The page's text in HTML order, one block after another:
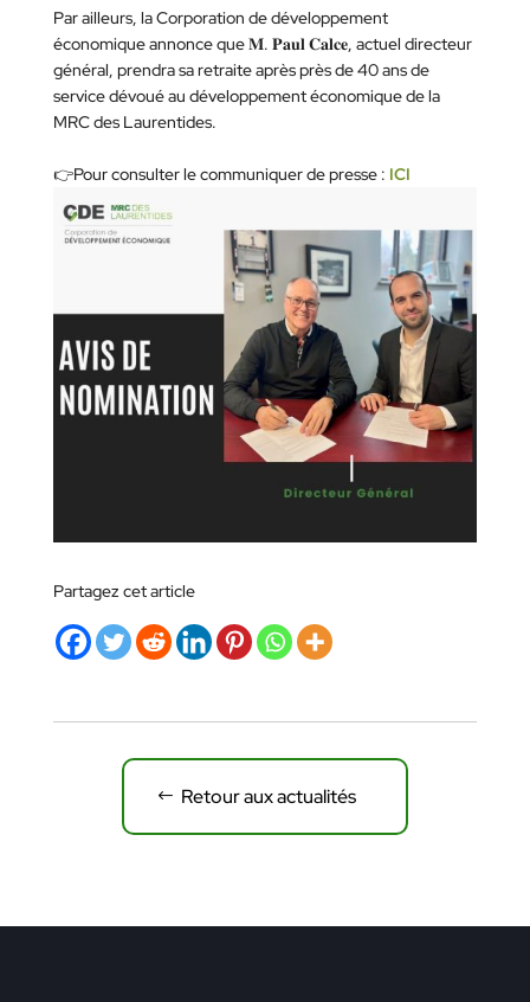
Par ailleurs, la Corporation de développement
économique annonce que 𝐌. 𝐏𝐚𝐮𝐥 𝐂𝐚𝐥𝐜𝐞, actuel directeur
général, prendra sa retraite après près de 40 ans de
service dévoué au développement économique de la
MRC des Laurentides.
👉Pour consulter le communiquer de presse : ICI
Partagez cet article
Retour aux actualités